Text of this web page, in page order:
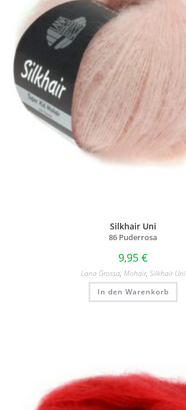
Silkhair Uni
86 Puderrosa
9,95 €
Lana Grossa, Mohair, Silkhair Uni
In den Warenkorb